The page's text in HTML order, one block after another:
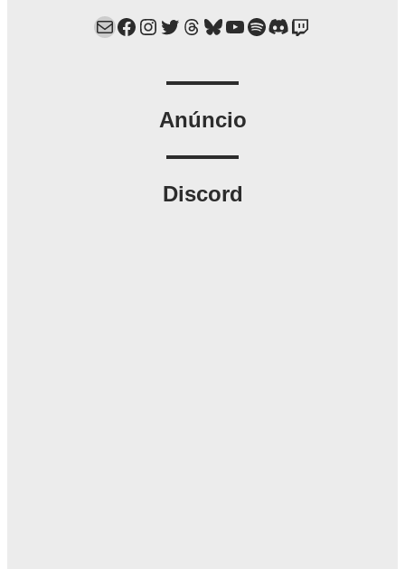
Mail Facebook Instagram Twitter Threads Bluesky YouTube Spotify Discord Twitch
Anúncio
Discord